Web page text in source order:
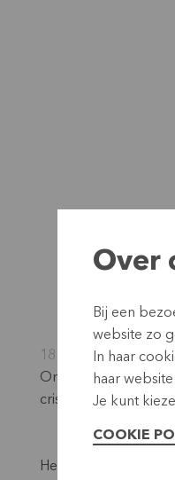
18 januari 2024
Onvoorziene
crisismanagement
Het is je vast niet
Over
Bij een
website zo
In haar
haar
Je kunt
COOKIE